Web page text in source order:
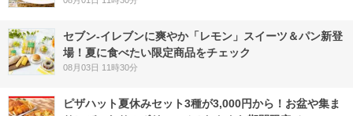
セブン‐イレブンに爽やか「レモン」スイーツ＆パン新登
場！夏に食べたい限定商品をチェック
08月03日 11時30分
ピザハット夏休みセット3種が3,000円から！お盆や集ま